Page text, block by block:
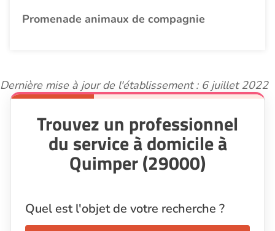
Promenade animaux de compagnie
Dernière mise à jour de l'établissement : 6 juillet 2022
Trouvez un professionnel
du service à domicile à
Quimper (29000)
Quel est l'objet de votre recherche ?